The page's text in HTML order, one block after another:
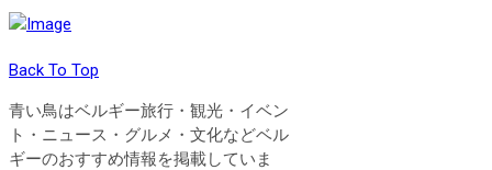
Back To Top
青い鳥はベルギー旅行・観光・イベン
ト・ニュース・グルメ・文化などベル
ギーのおすすめ情報を掲載していま